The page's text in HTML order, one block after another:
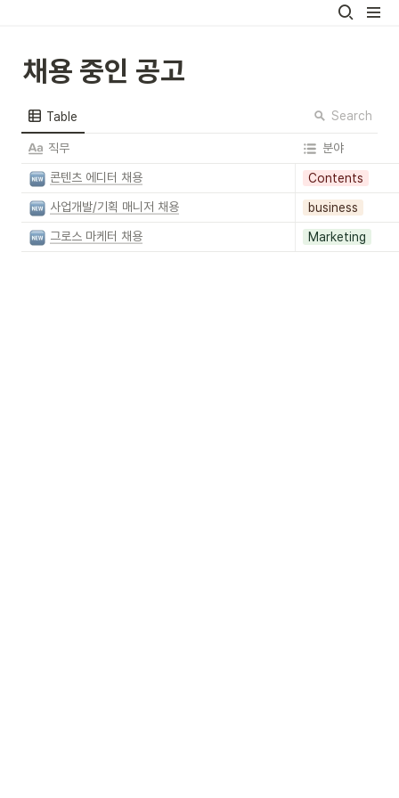
채용 중인 공고
Table Search
직무 분야
콘텐츠 에디터 채용
Contents
사업개발/기획 매니저 채용
business
그로스 마케터 채용
Marketing